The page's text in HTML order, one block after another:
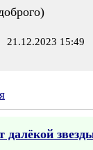
21.12.2023 15:49
далёкой